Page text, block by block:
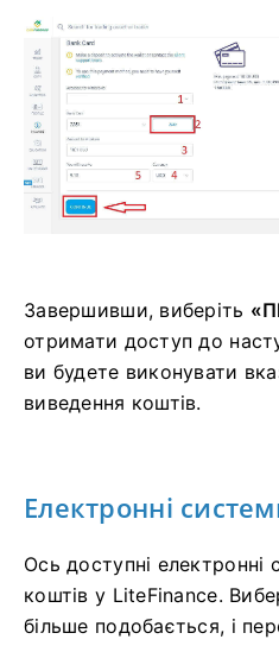
Завершивши, виберіть
отримати доступ до
ви будете виконувати
виведення коштів.
Електронні
Ось доступні
коштів у LiteFinance.
більше подобається, і